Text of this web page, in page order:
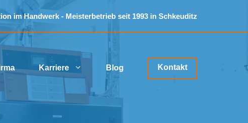
im Handwerk - Meisterbetrieb seit 1993 in Schkeuditz
Karriere Blog Kontakt